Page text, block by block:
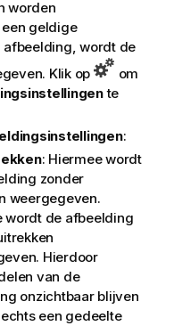
worden
geldige
wordt de
Klik op
om
te
:
: Hiermee wordt
zonder
weergegeven.
wordt de afbeelding
Hierdoor
van de
onzichtbaar blijven
een gedeelte